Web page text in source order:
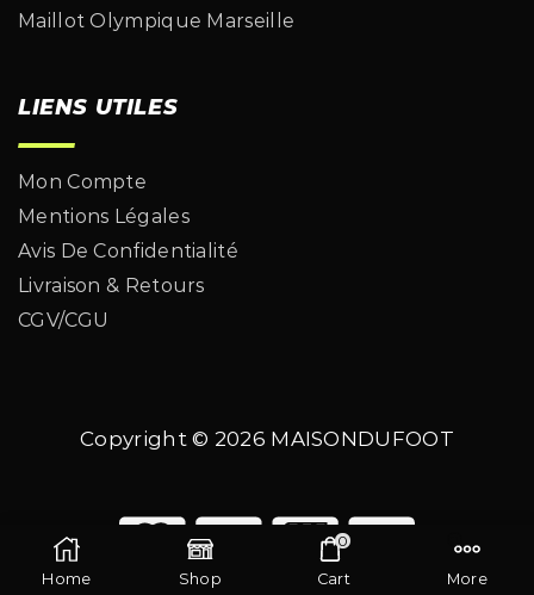
Maillot Olympique Marseille
LIENS UTILES
Mon Compte
Mentions Légales
Avis De Confidentialité
Livraison & Retours
CGV/CGU
Copyright © 2026 MAISONDUFOOT
Home Shop
0
Cart More